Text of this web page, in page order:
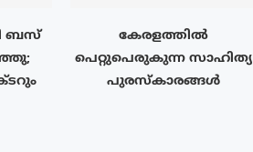
ബസ്
കേരളത്തിൽ
പെറ്റുപെരുകുന്ന സാഹിത്യ
പുരസ്‌കാരങ്ങൾ